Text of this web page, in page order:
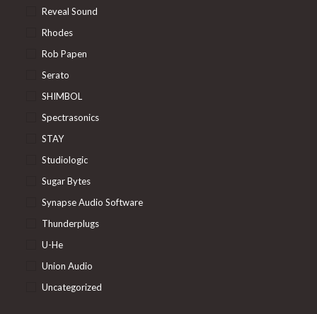
Reveal Sound
Rhodes
Rob Papen
Serato
SHIMBOL
Spectrasonics
STAY
Studiologic
Sugar Bytes
Synapse Audio Software
Thunderplugs
U-He
Union Audio
Uncategorized